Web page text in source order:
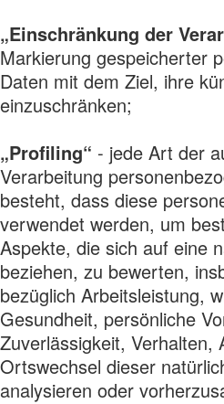
„Einschränkung der
Markierung gespeicherter
Daten mit dem Ziel, ihre
einzuschränken;
„Profiling“ - jede Art der
Verarbeitung
besteht, dass diese
verwendet werden, um
Aspekte, die sich auf eine
beziehen, zu bewerten,
bezüglich Arbeitsleistung,
Gesundheit, persönliche
Zuverlässigkeit, Verhalten,
Ortswechsel dieser
analysieren oder